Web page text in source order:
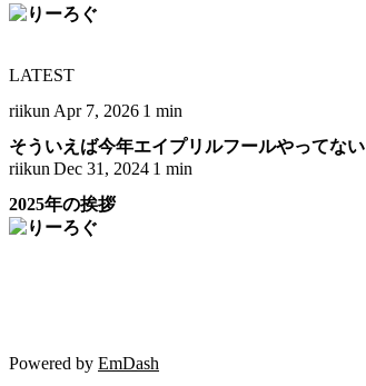
LATEST
riikun Apr 7, 2026 1 min
そういえば今年エイプリルフールやってな
riikun Dec 31, 2024 1 min
2025年の挨拶
Powered by EmDash